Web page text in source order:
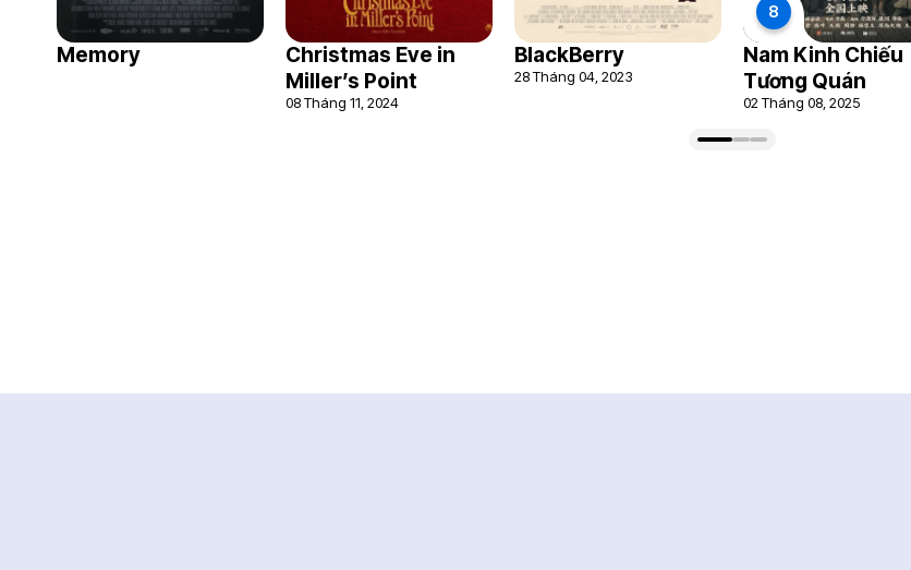
Memory
Christmas Eve in
Miller’s Point
08 Tháng 11, 2024
BlackBerry
28 Tháng 04, 2023
8
Nam Kinh Chiếu
Tương Quán
02 Tháng 08, 2025